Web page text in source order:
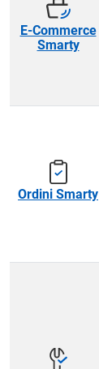
E-Commerce
Smarty
Ordini Smarty